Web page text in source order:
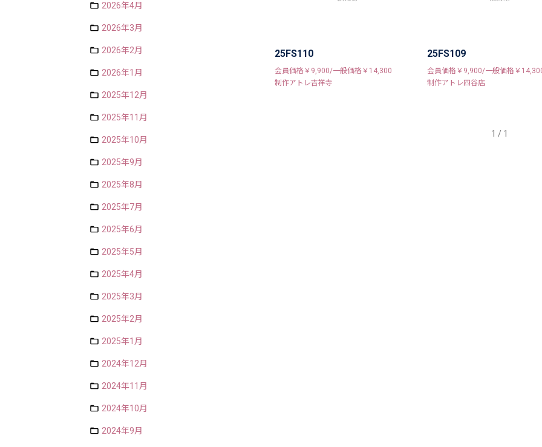
2026年4月
2026年3月
2026年2月
2026年1月
2025年12月
2025年11月
2025年10月
2025年9月
2025年8月
2025年7月
2025年6月
2025年5月
2025年4月
2025年3月
2025年2月
2025年1月
2024年12月
2024年11月
2024年10月
2024年9月
25FS110
会員価格￥9,900/一般価格￥14,300
制作アトレ吉祥寺
25FS109
会員価格￥9,900/一般価格￥
制作アトレ四谷店
1 / 1